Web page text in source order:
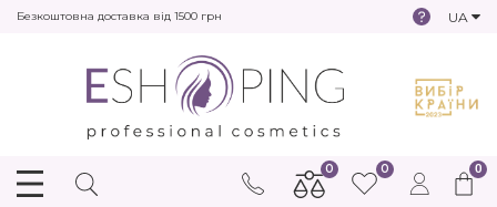
Безкоштовна доставка від 1500 грн UA
0
0 0